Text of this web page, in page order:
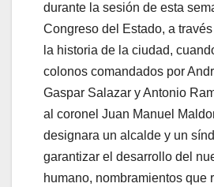
durante la sesión de esta
Congreso del Estado, a
la historia de la ciudad,
colonos comandados por
Gaspar Salazar y Antonio
al coronel Juan Manuel
designara un alcalde y un
garantizar el desarrollo del
humano, nombramientos que